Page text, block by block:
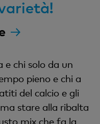
e chi solo da un
pieno e chi a
del calcio e gli
stare alla ribalta
mix che fa la